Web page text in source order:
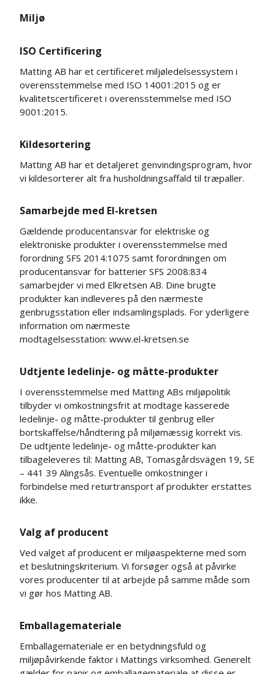
Miljø
ISO Certificering
Matting AB har et certificeret miljøledelsessystem i
overensstemmelse med ISO 14001:2015 og er
kvalitetscertificeret i overensstemmelse med ISO
9001:2015.
Kildesortering
Matting AB har et detaljeret genvindingsprogram, hvor
vi kildesorterer alt fra husholdningsaffald til træpaller.
Samarbejde med El-kretsen
Gældende producentansvar for elektriske og
elektroniske produkter i overensstemmelse med
forordning SFS 2014:1075 samt forordningen om
producentansvar for batterier SFS 2008:834
samarbejder vi med Elkretsen AB. Dine brugte
produkter kan indleveres på den nærmeste
genbrugsstation eller indsamlingsplads. For yderligere
information om nærmeste
modtagelsesstation: www.el-kretsen.se
Udtjente ledelinje- og måtte-produkter
I overensstemmelse med Matting ABs miljøpolitik
tilbyder vi omkostningsfrit at modtage kasserede
ledelinje- og måtte-produkter til genbrug eller
bortskaffelse/håndtering på miljømæssig korrekt vis.
De udtjente ledelinje- og måtte-produkter kan
tilbageleveres til: Matting AB, Tomasgårdsvägen 19, SE
– 441 39 Alingsås. Eventuelle omkostninger i
forbindelse med returtransport af produkter erstattes
ikke.
Valg af producent
Ved valget af producent er miljøaspekterne med som
et beslutningskriterium. Vi forsøger også at påvirke
vores producenter til at arbejde på samme måde som
vi gør hos Matting AB.
Emballagemateriale
Emballagemateriale er en betydningsfuld og
miljøpåvirkende faktor i Mattings virksomhed. Generelt